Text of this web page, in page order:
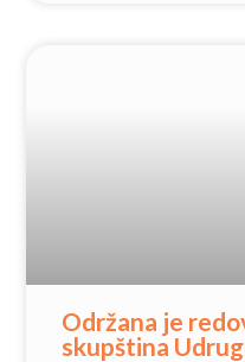
Održana je
skupština